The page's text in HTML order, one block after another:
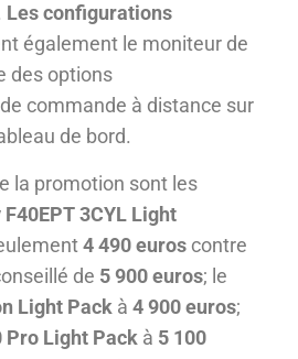
Les configurations
également le moniteur de
des options
commande à distance sur
de bord.
la promotion sont les
3CYL Light
4 490 euros contre
de 5 900 euros; le
Light Pack à 4 900 euros;
Pro Light Pack à 5 100